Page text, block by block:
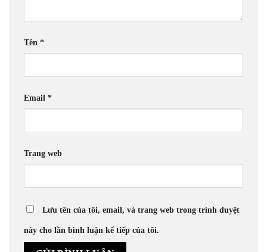
Tên *
Email *
Trang web
Lưu tên của tôi, email, và trang web trong trình duyệt
này cho lần bình luận kế tiếp của tôi.